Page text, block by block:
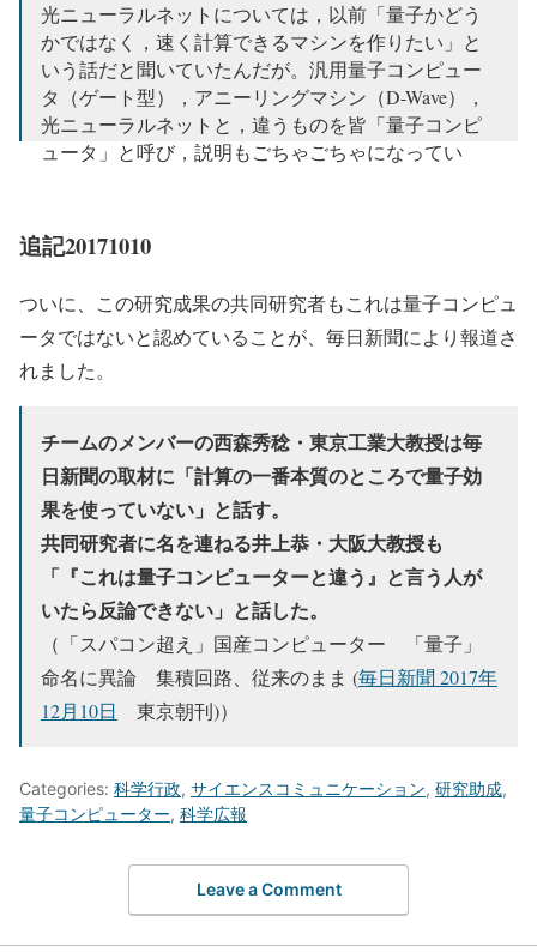
— Yuta Kashino (@yutakashino)2017年11月20日
光ニューラルネットについては，以前「量子かどう
かではなく，速く計算できるマシンを作りたい」と
いう話だと聞いていたんだが。汎用量子コンピュー
タ（ゲート型），アニーリングマシン（D-Wave），
光ニューラルネットと，違うものを皆「量子コンピ
ュータ」と呼び，説明もごちゃごちゃになってい
追記20171010
ついに、この研究成果の共同研究者もこれは量子コンピュ
ータではないと認めていることが、毎日新聞により報道さ
れました。
チームのメンバーの西森秀稔・東京工業大教授は毎
日新聞の取材に「計算の一番本質のところで量子効
果を使っていない」と話す。
共同研究者に名を連ねる井上恭・大阪大教授も
「『これは量子コンピューターと違う』と言う人が
いたら反論できない」と話した。
（「スパコン超え」国産コンピューター 「量子」
命名に異論 集積回路、従来のまま (毎日新聞 2017年
12月10日 東京朝刊)）
Categories: 科学行政, サイエンスコミュニケーション, 研究助成,
量子コンピューター, 科学広報
Leave a Comment